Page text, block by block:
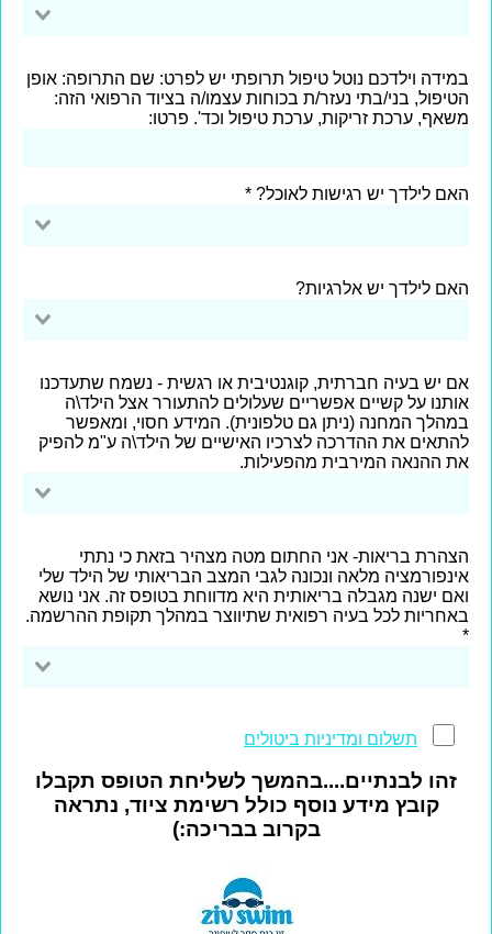
במידה וילדכם נוטל טיפול תרופתי יש לפרט: שם התרופה: אופן
הטיפול, בני/בתי נעזר/ת בכוחות עצמו/ה בציוד הרפואי הזה:
משאף, ערכת זריקות, ערכת טיפול וכד'. פרטו:
האם לילדך יש רגישות לאוכל?
האם לילדך יש אלרגיות?
אם יש בעיה חברתית, קוגנטיבית או רגשית - נשמח שתעדכנו
אותנו על קשיים אפשריים שעלולים להתעורר אצל הילד\ה
במהלך המחנה (ניתן גם טלפונית). המידע חסוי, ומאפשר
להתאים את ההדרכה לצרכיו האישיים של הילד\ה ע"מ להפיק
את ההנאה המירבית מהפעילות.
הצהרת בריאות- אני החתום מטה מצהיר בזאת כי נתתי
אינפורמציה מלאה ונכונה לגבי המצב הבריאותי של הילד שלי
ואם ישנה מגבלה בריאותית היא מדווחת בטופס זה. אני נושא
באחריות לכל בעיה רפואית שתיווצר במהלך תקופת ההרשמה.
תשלום ומדיניות ביטולים
זהו לבנתיים....בהמשך לשליחת הטופס תקבלו
קובץ מידע נוסף כולל רשימת ציוד, נתראה
בקרוב בבריכה:)